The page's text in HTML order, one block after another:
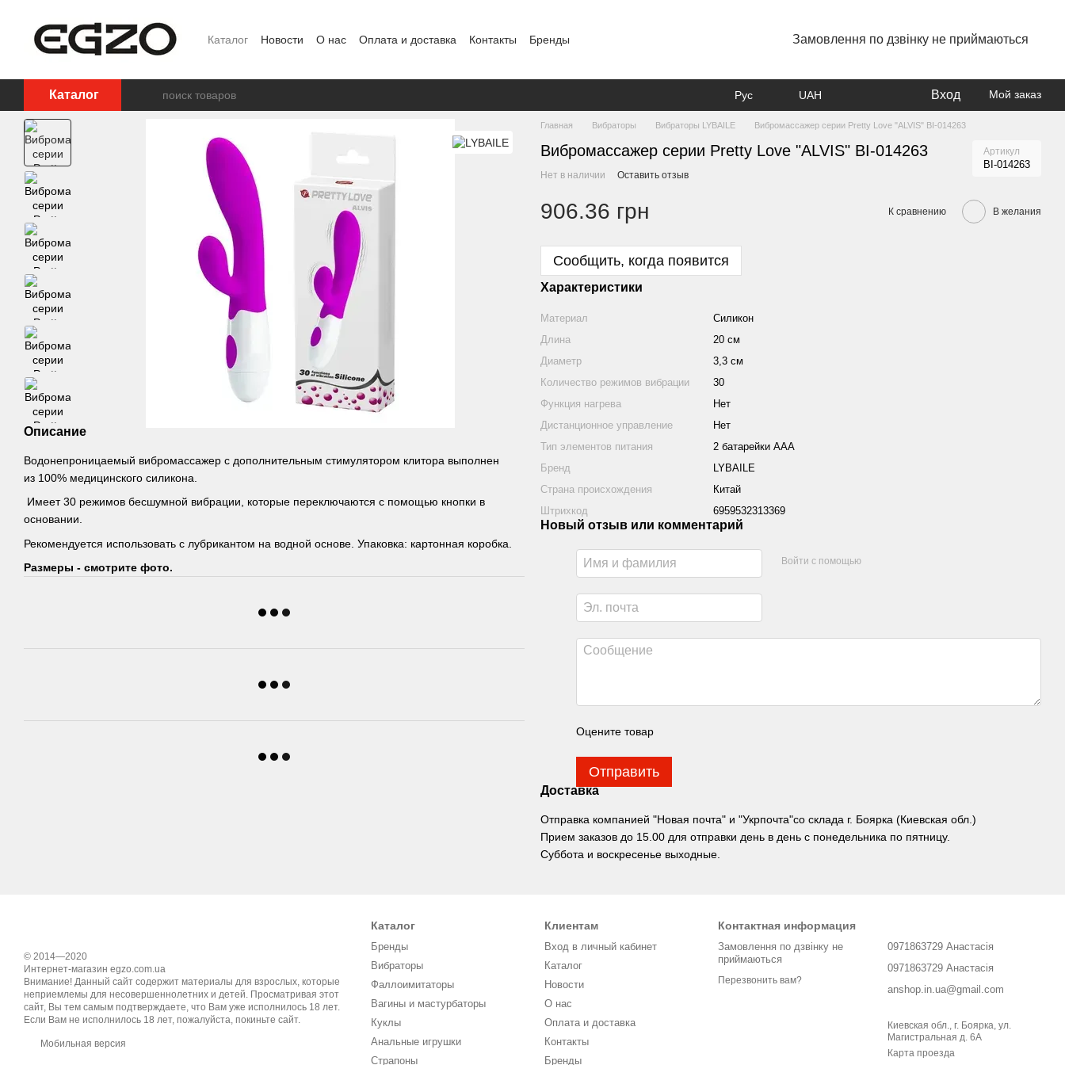
Каталог Новости О нас Оплата и доставка Контакты
Бренды
Замовлення по дзвінку не приймаються
Каталог Рус UAH Вход Мой заказ
Описание
Водонепроницаемый вибромассажер с дополнительным стимулятором клитора выполнен
из 100% медицинского силикона.
Имеет 30 режимов бесшумной вибрации, которые переключаются с помощью кнопки в
основании.
Рекомендуется использовать с лубрикантом на водной основе. Упаковка: картонная коробка.
Размеры - смотрите фото.
Главная Вибраторы Вибраторы LYBAILE Вибромассажер серии Pretty Love "ALVIS" BI-014263
Вибромассажер серии Pretty Love "ALVIS" BI-014263 Артикул
BI-014263
Нет в наличии Оставить отзыв
906.36 грн К сравнению В желания
Сообщить, когда появится
Характеристики
Материал
Силикон
Длина
20 см
Диаметр
3,3 см
Количество режимов вибрации
30
Функция нагрева
Нет
Дистанционное управление
Нет
Тип элементов питания
2 батарейки ААА
Бренд
LYBAILE
Страна происхождения
Китай
Штрихкод
6959532313369
Новый отзыв или комментарий
Войти с помощью
Оцените товар
Отправить
Доставка
Отправка компанией "Новая почта" и "Укрпочта"со склада г. Боярка (Киевская обл.)
Прием заказов до 15.00 для отправки день в день с понедельника по пятницу.
Суббота и воскресенье выходные.
© 2014—2020
Интернет-магазин egzo.com.ua
Внимание! Данный сайт содержит материалы для взрослых, которые
неприемлемы для несовершеннолетних и детей. Просматривая этот
сайт, Вы тем самым подтверждаете, что Вам уже исполнилось 18 лет.
Если Вам не исполнилось 18 лет, пожалуйста, покиньте сайт.
Мобильная версия
Каталог
Бренды
Вибраторы
Фаллоимитаторы
Вагины и мастурбаторы
Куклы
Анальные игрушки
Страпоны
Клиентам
Вход в личный кабинет
Каталог
Новости
О нас
Оплата и доставка
Контакты
Бренды
Контактная информация
Замовлення по дзвінку не
приймаються
Перезвонить вам?
0971863729 Анастасія
0971863729 Анастасія
anshop.in.ua@gmail.com
Киевская обл., г. Боярка, ул.
Магистральная д. 6А
Карта проезда